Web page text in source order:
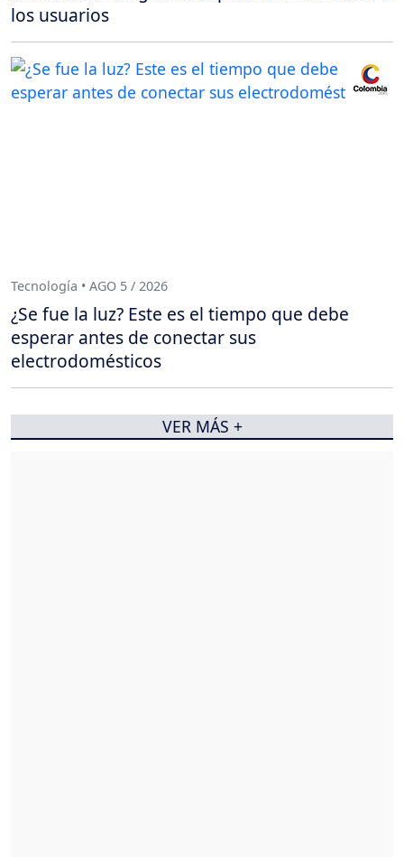
los usuarios
Tecnología • AGO 5 / 2026
¿Se fue la luz? Este es el tiempo que debe
esperar antes de conectar sus
electrodomésticos
VER MÁS +